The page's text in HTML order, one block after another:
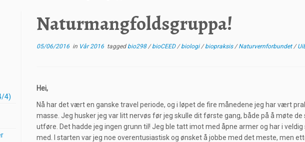
4)
Naturmangfoldsgruppa!
05/06/2016 in Vår 2016 tagged bio298/bioCEED/biologi/biopraksis/Naturvernforbundet/
Hei,
Nå har det vært en ganske travel periode, og i løpet de fire månedene jeg har vært
masse. Jeg husker jeg var litt nervøs før jeg skulle dit første gang, både på å møte
utføre. Det hadde jeg ingen grunn til! Jeg ble tatt imot med åpne armer og har i
med. I starten var jeg noe overentusiastisk og ønsket å jobbe med det meste, men